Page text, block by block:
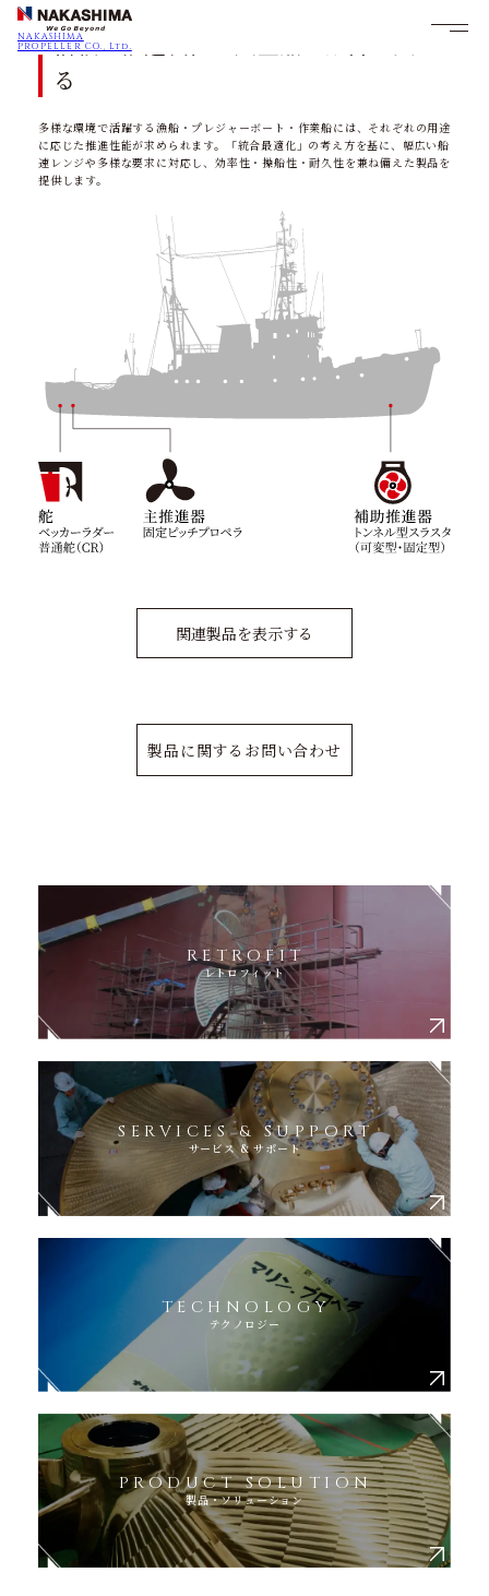
NAKASHIMA
PROPELLER CO., Ltd.
FISHING BOATS
PLEASURE BOATS
漁船・プレジャーボート
信頼の推進装置で大型船の航海を支え
る
多様な環境で活躍する漁船・プレジャーボート・作業船には、それぞれの用途
に応じた推進性能が求められます。「統合最適化」の考え方を基に、幅広い船
速レンジや多様な要求に対応し、効率性・操船性・耐久性を兼ね備えた製品を
提供します。
関連製品を表示する
製品に関するお問い合わせ
RETROFIT
レトロフィット
SERVICES & SUPPORT
サービス & サポート
TECHNOLOGY
テクノロジー
PRODUCT SOLUTION
製品・ソリューション